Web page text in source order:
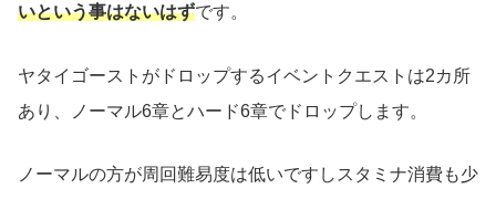
いという事はないはずです。
ヤタイゴーストがドロップするイベントクエストは2カ所
あり、ノーマル6章とハード6章でドロップします。
ノーマルの方が周回難易度は低いですしスタミナ消費も少